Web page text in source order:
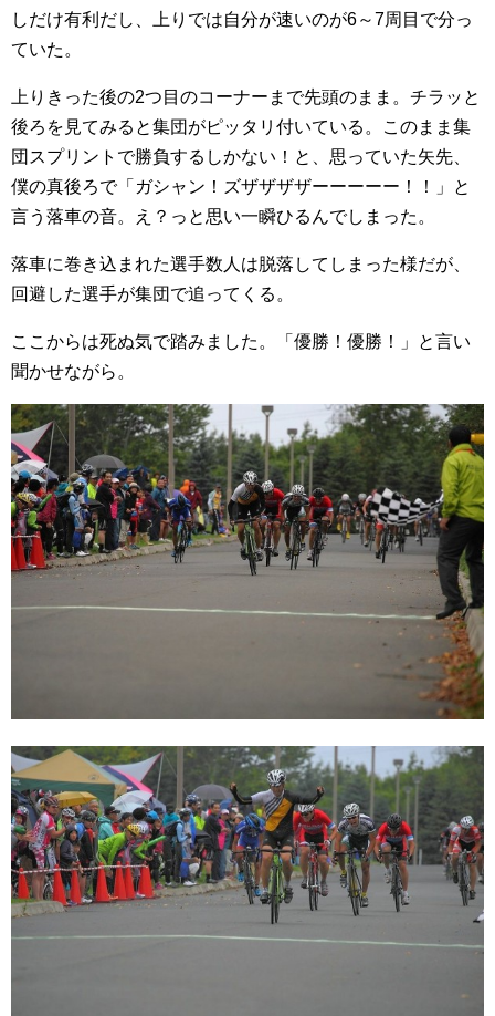
しだけ有利だし、上りでは自分が速いのが6～7周目で分っ
ていた。
上りきった後の2つ目のコーナーまで先頭のまま。チラッと
後ろを見てみると集団がピッタリ付いている。このまま集
団スプリントで勝負するしかない！と、思っていた矢先、
僕の真後ろで「ガシャン！ズザザザザーーーーー！！」と
言う落車の音。え？っと思い一瞬ひるんでしまった。
落車に巻き込まれた選手数人は脱落してしまった様だが、
回避した選手が集団で追ってくる。
ここからは死ぬ気で踏みました。「優勝！優勝！」と言い
聞かせながら。